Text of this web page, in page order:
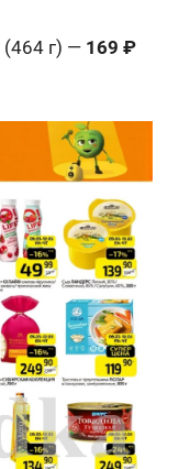
(464 г) — 169 ₽